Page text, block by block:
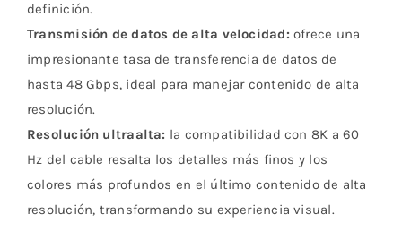
definición.
Transmisión de datos de alta velocidad: ofrece una
impresionante tasa de transferencia de datos de
hasta 48 Gbps, ideal para manejar contenido de alta
resolución.
Resolución ultraalta: la compatibilidad con 8K a 60
Hz del cable resalta los detalles más finos y los
colores más profundos en el último contenido de alta
resolución, transformando su experiencia visual.